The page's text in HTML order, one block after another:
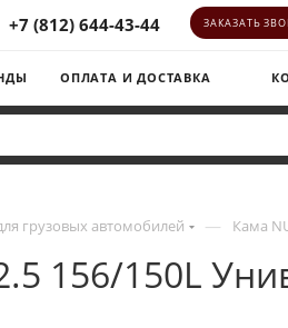
+7 (812) 644-43-44 ЗАКАЗАТЬ
ОПЛАТА И ДОСТАВКА
грузовых автомобилей — Кама
156/150L